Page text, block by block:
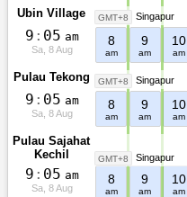
Ubin Village GMT+8 Singapur
9 : 05 am
Sa, 8 Aug
8
am
9
am
10
am
Pulau Tekong GMT+8 Singapur
9 : 05 am
Sa, 8 Aug
8
am
9
am
10
am
Pulau Sajahat
Kechil
GMT+8 Singapur
9 : 05 am
Sa, 8 Aug
8
am
9
am
10
am